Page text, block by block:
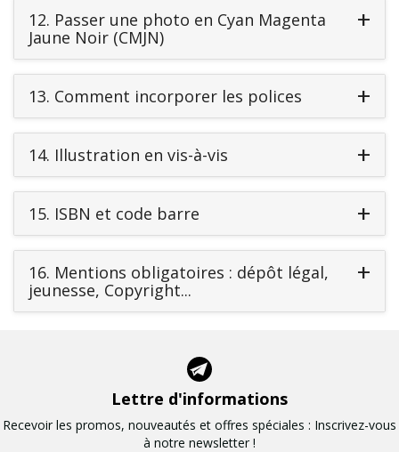
12. Passer une photo en Cyan Magenta
Jaune Noir (CMJN)
13. Comment incorporer les polices
14. Illustration en vis-à-vis
15. ISBN et code barre
16. Mentions obligatoires : dépôt légal,
jeunesse, Copyright...
Lettre d'informations
Recevoir les promos, nouveautés et offres spéciales : Inscrivez-vous
à notre newsletter !